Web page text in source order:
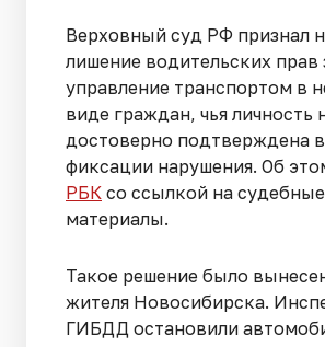
Верховный суд РФ признал
лишение водительских прав
управление транспортом в
виде граждан, чья личность
достоверно подтверждена
фиксации нарушения. Об
РБК со ссылкой на судебные
материалы.
Такое решение было
жителя Новосибирска.
ГИБДД остановили